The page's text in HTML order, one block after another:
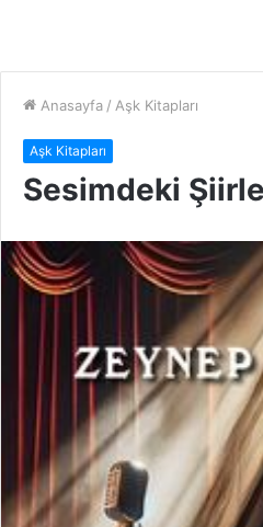
Anasayfa / Aşk Kitapları
Aşk Kitapları
Sesimdeki